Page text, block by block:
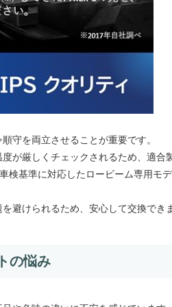
守を両立させることが重要です。
が厳しくチェックされるため、適合
検基準に対応したロービーム専用モ
避けられるため、安心して交換でき
の悩み